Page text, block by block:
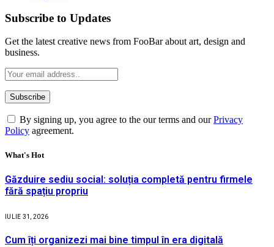
Subscribe to Updates
Get the latest creative news from FooBar about art, design and
business.
By signing up, you agree to the our terms and ourPrivacy
Policy agreement.
What's Hot
Găzduire sediu social: soluția completă pentru firmele
fără spațiu propriu
IULIE 31, 2026
Cum îți organizezi mai bine timpul în era digitală